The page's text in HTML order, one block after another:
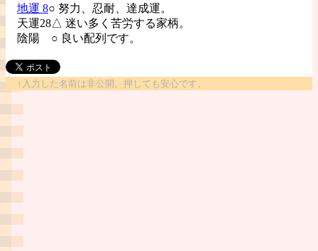
地運 8○ 努力、忍耐、達成運。
天運28△ 迷い多く苦労する家柄。
陰陽 ○ 良い配列です。
↑入力した名前は非公開。押しても安心です。